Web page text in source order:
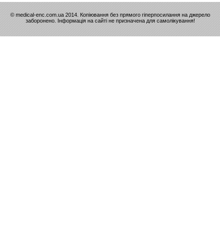
© medical-enc.com.ua 2014. Копіювання без прямого гіперпосилання на джерело
заборонено. Інформація на сайті не призначена для самолікування!